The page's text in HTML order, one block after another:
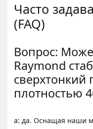
Часто
(FAQ)
Вопрос:
Raymond
сверхтонкий
плотностью
а: да. Оснащая наши